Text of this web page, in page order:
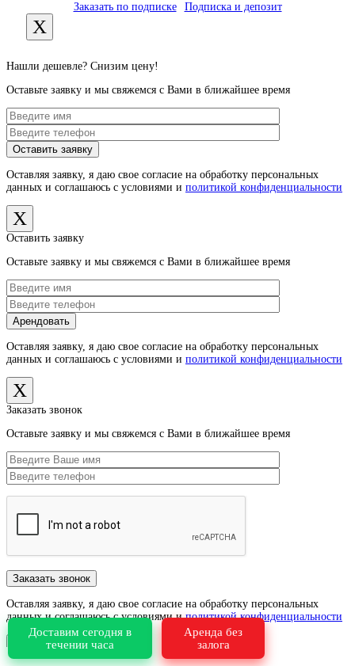
Доставим сегодня в
течении часа
Аренда без
залога
Заказать по подписке Подписка и депозит
X
Нашли дешевле? Снизим цену!
Оставьте заявку и мы свяжемся с Вами в ближайшее время
Оставляя заявку, я даю свое согласие на обработку персональных
данных и соглашаюсь с условиями и политикой конфиденциальности
X
Оставить заявку
Оставьте заявку и мы свяжемся с Вами в ближайшее время
Оставляя заявку, я даю свое согласие на обработку персональных
данных и соглашаюсь с условиями и политикой конфиденциальности
X
Заказать звонок
Оставьте заявку и мы свяжемся с Вами в ближайшее время
Оставляя заявку, я даю свое согласие на обработку персональных
данных и соглашаюсь с условиями иполитикой конфиденциальности